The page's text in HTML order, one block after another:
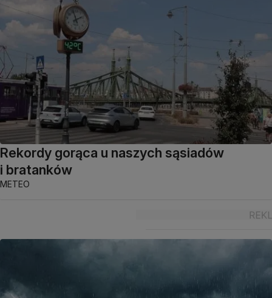
Rekordy gorąca u naszych sąsiadów
i bratanków
METEO